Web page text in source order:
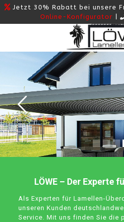
Jetzt 30% Rabatt bei unsere
Online-Konfigurator
LÖWE – Der Experte
Als Experten für Lamellen-
unseren Kunden
Service. Mit uns finden Sie die